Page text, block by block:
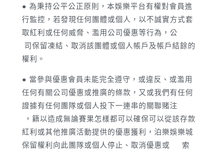
● 為秉持公平公正原則，本娛樂平台有權對會員進
行監控，若發現任何團體或個人，以不誠實方式套
取紅利或任何威脅、濫用公司優惠等行為，公
司保留凍結、取消該團體或個人帳戶及帳戶結餘的
權利。
● 當參與優惠會員未能完全遵守，或違反、或濫用
任何有關公司優惠或推廣的條款，又或我們有任何
證據有任何團隊或個人投下一連串的關聯賭注
，籍以造成無論賽果怎樣都可以確保可以從該存款
紅利或其他推廣活動提供的優惠獲利，泊樂娛樂城
保留權利向此團隊或個人停止、取消優惠或 索